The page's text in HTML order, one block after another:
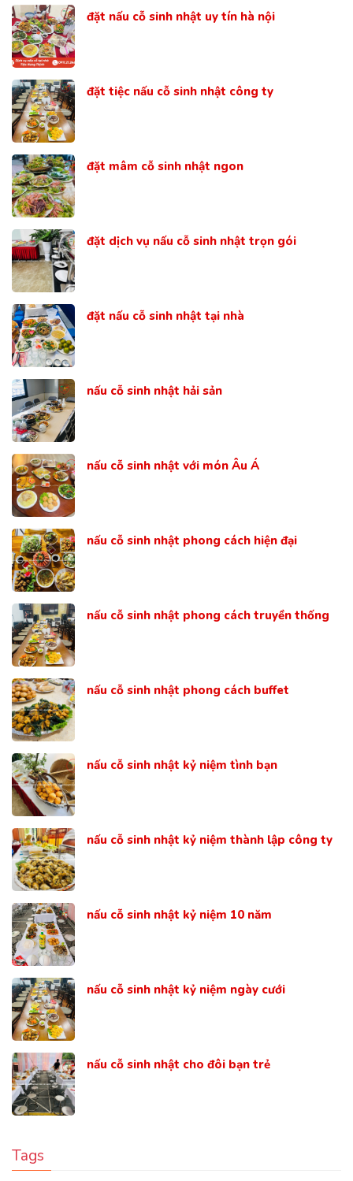
đặt nấu cỗ sinh nhật uy tín hà nội
đặt tiệc nấu cỗ sinh nhật công ty
đặt mâm cỗ sinh nhật ngon
đặt dịch vụ nấu cỗ sinh nhật trọn gói
đặt nấu cỗ sinh nhật tại nhà
nấu cỗ sinh nhật hải sản
nấu cỗ sinh nhật với món Âu Á
nấu cỗ sinh nhật phong cách hiện đại
nấu cỗ sinh nhật phong cách truyền thống
nấu cỗ sinh nhật phong cách buffet
nấu cỗ sinh nhật kỷ niệm tình bạn
nấu cỗ sinh nhật kỷ niệm thành lập công ty
nấu cỗ sinh nhật kỷ niệm 10 năm
nấu cỗ sinh nhật kỷ niệm ngày cưới
nấu cỗ sinh nhật cho đôi bạn trẻ
Tags